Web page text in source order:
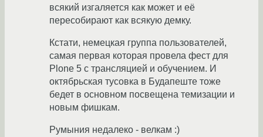
всякий изгаляется как может и её
пересобирают как всякую демку.
Кстати, немецкая группа пользователей,
самая первая которая провела фест для
Plone 5 с трансляцией и обучением. И
октябрьская тусовка в Будапеште тоже
бедет в основном посвещена темизации и
новым фишкам.
Румыния недалеко - велкам :)